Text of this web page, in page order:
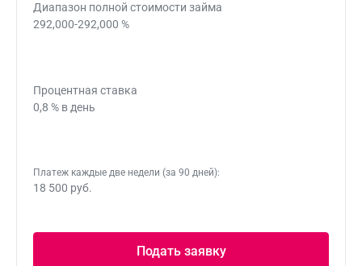
Диапазон полной стоимости займа
292,000-292,000 %
Процентная ставка
0,8 % в день
Платеж каждые две недели (за 90 дней):
18 500 руб.
Подать заявку